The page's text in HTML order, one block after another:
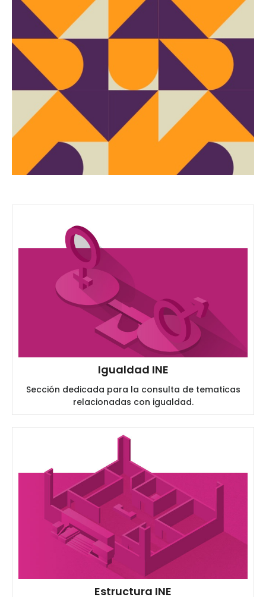
Igualdad INE
Sección dedicada para la consulta de tematicas
relacionadas con igualdad.
Estructura INE